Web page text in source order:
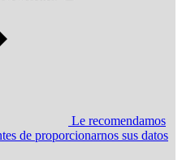
Le recomendamos
de proporcionarnos sus datos